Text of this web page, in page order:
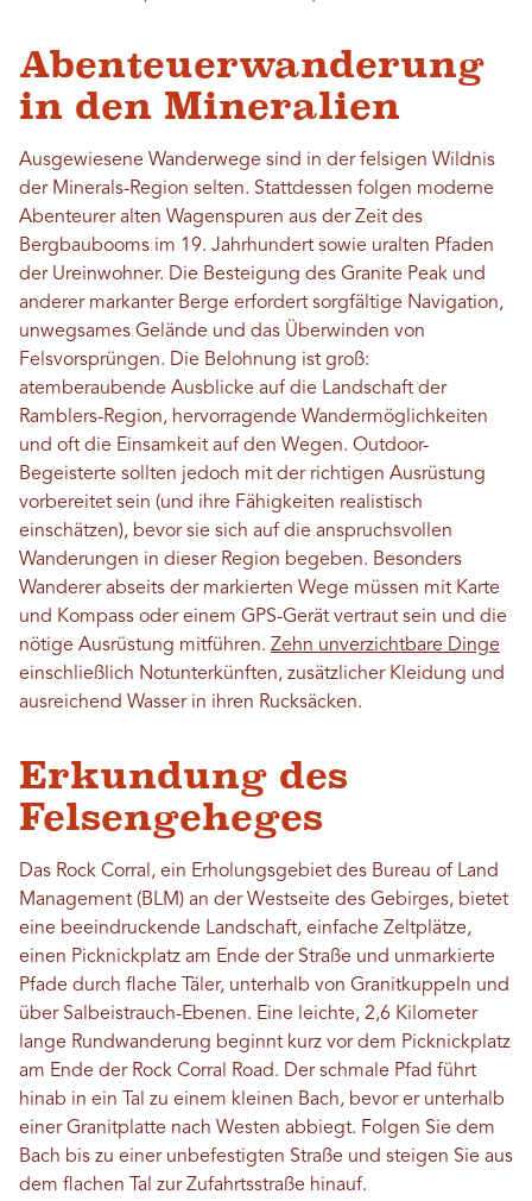
Abenteuerwanderung
in den Mineralien
Ausgewiesene Wanderwege sind in der felsigen Wildnis
der Minerals-Region selten. Stattdessen folgen moderne
Abenteurer alten Wagenspuren aus der Zeit des
Bergbaubooms im 19. Jahrhundert sowie uralten Pfaden
der Ureinwohner. Die Besteigung des Granite Peak und
anderer markanter Berge erfordert sorgfältige Navigation,
unwegsames Gelände und das Überwinden von
Felsvorsprüngen. Die Belohnung ist groß:
atemberaubende Ausblicke auf die Landschaft der
Ramblers-Region, hervorragende Wandermöglichkeiten
und oft die Einsamkeit auf den Wegen. Outdoor-
Begeisterte sollten jedoch mit der richtigen Ausrüstung
vorbereitet sein (und ihre Fähigkeiten realistisch
einschätzen), bevor sie sich auf die anspruchsvollen
Wanderungen in dieser Region begeben. Besonders
Wanderer abseits der markierten Wege müssen mit Karte
und Kompass oder einem GPS-Gerät vertraut sein und die
nötige Ausrüstung mitführen. Zehn unverzichtbare Dinge
einschließlich Notunterkünften, zusätzlicher Kleidung und
ausreichend Wasser in ihren Rucksäcken.
Erkundung des
Felsengeheges
Das Rock Corral, ein Erholungsgebiet des Bureau of Land
Management (BLM) an der Westseite des Gebirges, bietet
eine beeindruckende Landschaft, einfache Zeltplätze,
einen Picknickplatz am Ende der Straße und unmarkierte
Pfade durch flache Täler, unterhalb von Granitkuppeln und
über Salbeistrauch-Ebenen. Eine leichte, 2,6 Kilometer
lange Rundwanderung beginnt kurz vor dem Picknickplatz
am Ende der Rock Corral Road. Der schmale Pfad führt
hinab in ein Tal zu einem kleinen Bach, bevor er unterhalb
einer Granitplatte nach Westen abbiegt. Folgen Sie dem
Bach bis zu einer unbefestigten Straße und steigen Sie aus
dem flachen Tal zur Zufahrtsstraße hinauf.